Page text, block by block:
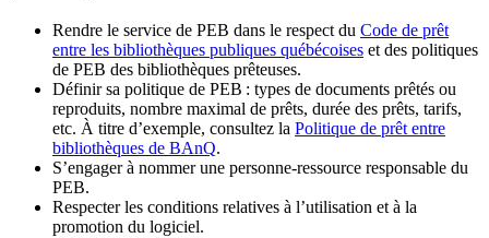
Rendre le service de PEB dans le respect du Code de prêt
entre les bibliothèques publiques québécoises et des politiques
de PEB des bibliothèques prêteuses.
Définir sa politique de PEB : types de documents prêtés ou
reproduits, nombre maximal de prêts, durée des prêts, tarifs,
etc. À titre d’exemple, consultez la Politique de prêt entre
bibliothèques de BAnQ.
S’engager à nommer une personne-ressource responsable du
PEB.
Respecter les conditions relatives à l’utilisation et à la
promotion du logiciel.